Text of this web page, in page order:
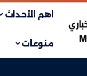
اهم الأحداث
منوعات